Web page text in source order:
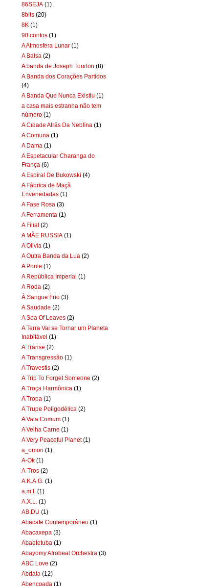
86SEJA (1)
8bits (20)
8K (1)
90 contos (1)
A Atmosfera Lunar (1)
A Balsa (2)
A banda de Joseph Tourton (8)
A Banda dos Corações Partidos
(4)
A Banda Que Nunca Existiu (1)
a casa mais estranha não tem
número (1)
A Cïdade Aträs Da Neblïna (1)
A Comuna (1)
A Dama (1)
A Espetacular Charanga do
França (6)
A Espiral De Bukowski (4)
A Fábrica de Maçã
Envenedadas (1)
A Fase Rosa (3)
A Ferramenta (1)
A Filial (2)
A MÃE RUSSIA (1)
A Olivia (1)
A Outra Banda da Lua (2)
A Ponte (1)
A República Imperial (1)
A Roda (2)
À Sangue Frio (3)
A Saudade (2)
A Sea Of Leaves (2)
A Terra Vai se Tornar um Planeta
Inabitável (1)
A Transe (2)
A Transgressão (1)
A Travestis (2)
A Trip To Forget Someone (2)
A Troça Harmônica (1)
A Tropa (1)
A Trupe Poligodélica (2)
A Vala Comum (1)
A Velha Carne (1)
A Very Peaceful Planet (1)
a_omori (1)
A-Ok (1)
A-Tros (2)
A.K.A.G. (1)
a.m.t. (1)
A.X.L.
(1)
AB.DU (1)
Abacate Contemporâneo (1)
Abacaxepa (3)
Abaetetuba (1)
Abayomy Afrobeat Orchestra (3)
ABC Love (2)
Abdala (12)
Abençoada (1)